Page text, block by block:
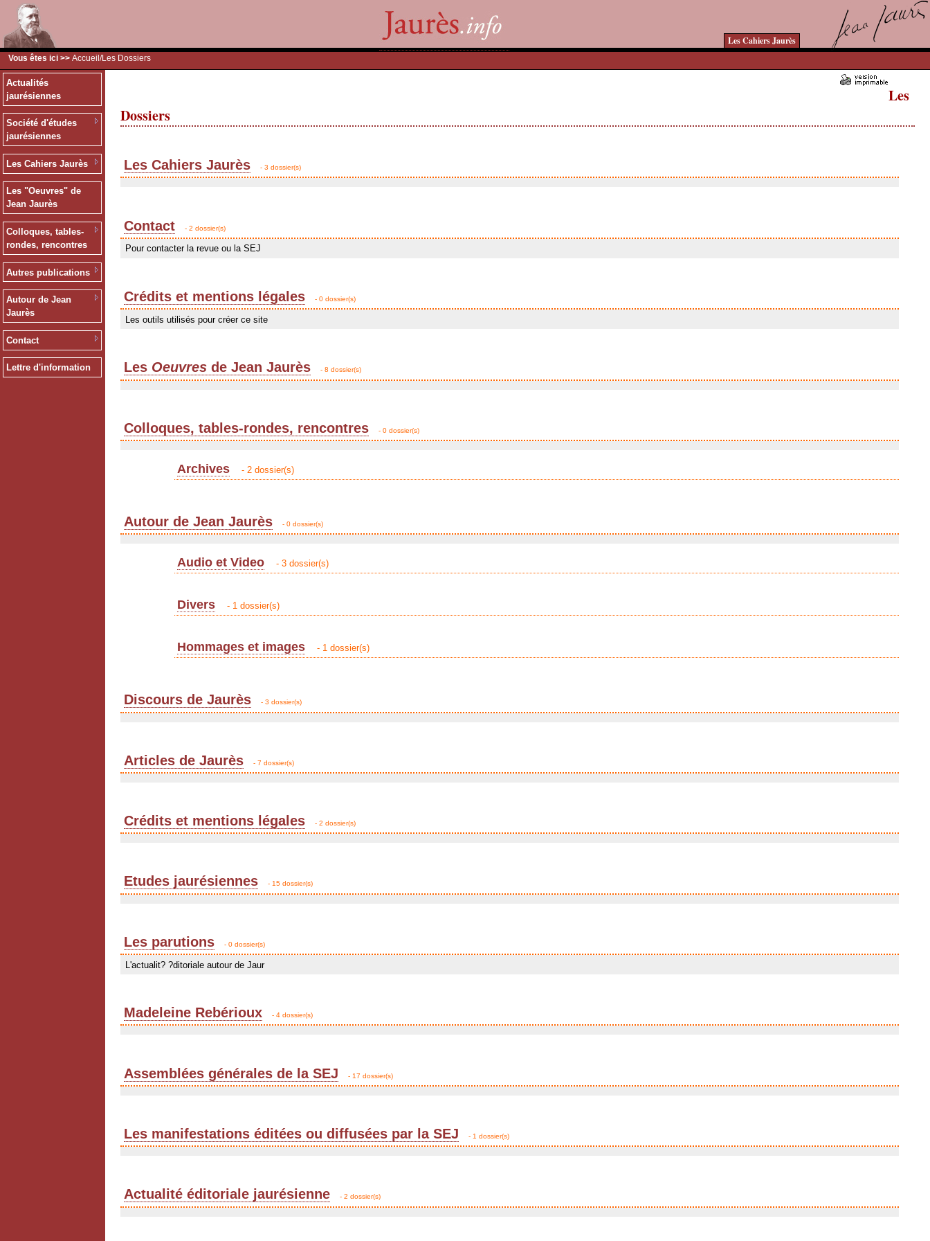
Les Cahiers Jaurès
Vous êtes ici >> Accueil /Les Dossiers
Actualités
jaurésiennes
Société d'études
jaurésiennes
Les Cahiers Jaurès
Les "Oeuvres" de
Jean Jaurès
Colloques, tables-
rondes, rencontres
Autres publications
Autour de Jean
Jaurès
Contact
Lettre d'information
Les
Dossiers
Les Cahiers Jaurès - 3 dossier(s)
Contact - 2 dossier(s)
Pour contacter la revue ou la SEJ
Crédits et mentions légales - 0 dossier(s)
Les outils utilisés pour créer ce site
Les Oeuvres de Jean Jaurès - 8 dossier(s)
Colloques, tables-rondes, rencontres - 0 dossier(s)
Archives - 2 dossier(s)
Autour de Jean Jaurès - 0 dossier(s)
Audio et Video - 3 dossier(s)
Divers - 1 dossier(s)
Hommages et images - 1 dossier(s)
Discours de Jaurès - 3 dossier(s)
Articles de Jaurès - 7 dossier(s)
Crédits et mentions légales - 2 dossier(s)
Etudes jaurésiennes - 15 dossier(s)
Les parutions - 0 dossier(s)
L'actualit? ?ditoriale autour de Jaur
Madeleine Rebérioux - 4 dossier(s)
Assemblées générales de la SEJ - 17 dossier(s)
Les manifestations éditées ou diffusées par la SEJ - 1 dossier(s)
Actualité éditoriale jaurésienne - 2 dossier(s)